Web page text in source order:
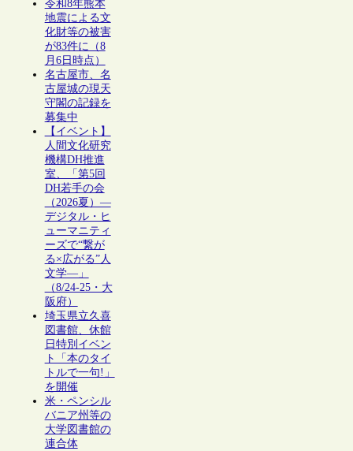
令和8年熊本
地震による文
化財等の被害
が83件に（8
月6日時点）
名古屋市、名
古屋城の現天
守閣の記録を
募集中
【イベント】
人間文化研究
機構DH推進
室、「第5回
DH若手の会
（2026夏）―
デジタル・ヒ
ューマニティ
ーズで“繋が
る×広がる”人
文学―」
（8/24-25・大
阪府）
埼玉県立久喜
図書館、休館
日特別イベン
ト「本のタイ
トルで一句!」
を開催
米・ペンシル
バニア州等の
大学図書館の
連合体